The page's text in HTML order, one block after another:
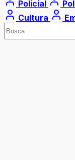
Policial
Cultura